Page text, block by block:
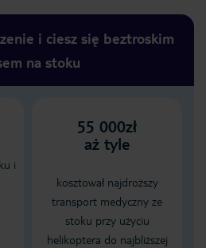
i ciesz się beztroskim
na stoku
i
55 000zł
aż tyle
kosztował najdroższy
transport medyczny ze
stoku przy użyciu
helikoptera do najbliższej